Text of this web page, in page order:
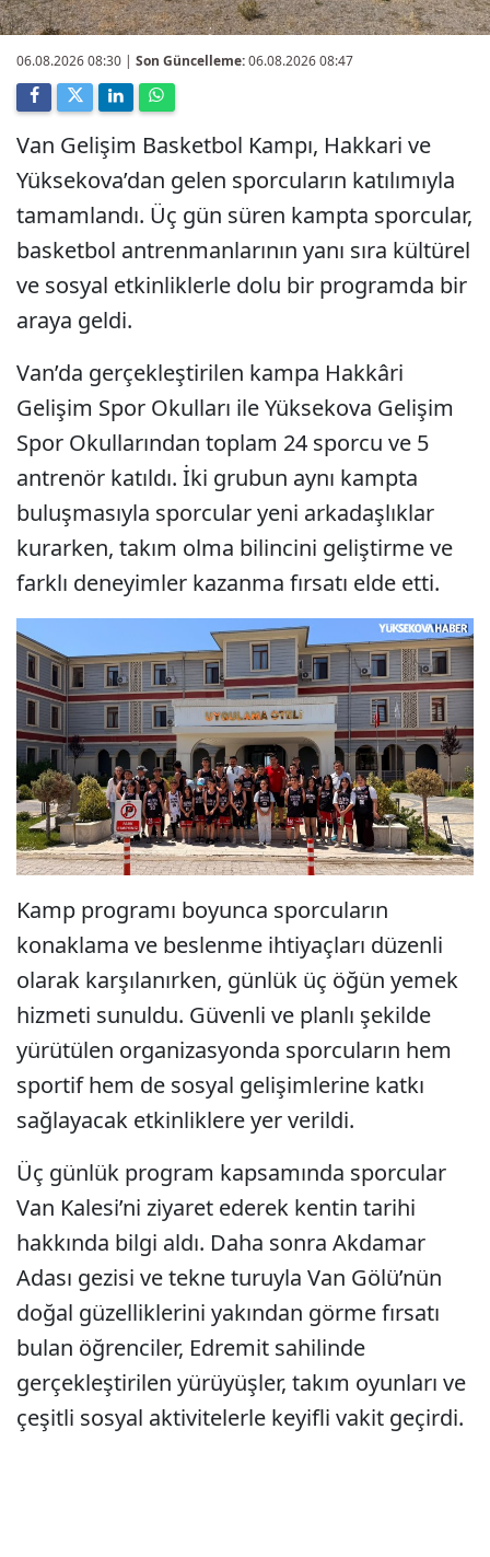
06.08.2026 08:30 | Son Güncelleme:06.08.2026 08:47
Van Gelişim Basketbol Kampı, Hakkari ve
Yüksekova’dan gelen sporcuların katılımıyla
tamamlandı. Üç gün süren kampta sporcular,
basketbol antrenmanlarının yanı sıra kültürel
ve sosyal etkinliklerle dolu bir programda bir
araya geldi.
Van’da gerçekleştirilen kampa Hakkâri
Gelişim Spor Okulları ile Yüksekova Gelişim
Spor Okullarından toplam 24 sporcu ve 5
antrenör katıldı. İki grubun aynı kampta
buluşmasıyla sporcular yeni arkadaşlıklar
kurarken, takım olma bilincini geliştirme ve
farklı deneyimler kazanma fırsatı elde etti.
Kamp programı boyunca sporcuların
konaklama ve beslenme ihtiyaçları düzenli
olarak karşılanırken, günlük üç öğün yemek
hizmeti sunuldu. Güvenli ve planlı şekilde
yürütülen organizasyonda sporcuların hem
sportif hem de sosyal gelişimlerine katkı
sağlayacak etkinliklere yer verildi.
Üç günlük program kapsamında sporcular
Van Kalesi’ni ziyaret ederek kentin tarihi
hakkında bilgi aldı. Daha sonra Akdamar
Adası gezisi ve tekne turuyla Van Gölü’nün
doğal güzelliklerini yakından görme fırsatı
bulan öğrenciler, Edremit sahilinde
gerçekleştirilen yürüyüşler, takım oyunları ve
çeşitli sosyal aktivitelerle keyifli vakit geçirdi.